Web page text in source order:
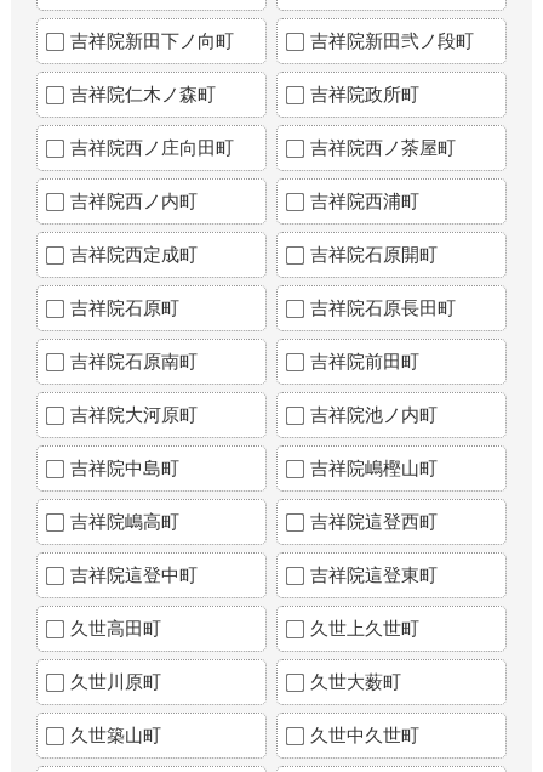
吉祥院新田下ノ向町 吉祥院新田弐ノ段町
吉祥院仁木ノ森町 吉祥院政所町
吉祥院西ノ庄向田町 吉祥院西ノ茶屋町
吉祥院西ノ内町 吉祥院西浦町
吉祥院西定成町 吉祥院石原開町
吉祥院石原町 吉祥院石原長田町
吉祥院石原南町 吉祥院前田町
吉祥院大河原町 吉祥院池ノ内町
吉祥院中島町 吉祥院嶋樫山町
吉祥院嶋高町 吉祥院這登西町
吉祥院這登中町 吉祥院這登東町
久世高田町 久世上久世町
久世川原町 久世大薮町
久世築山町 久世中久世町